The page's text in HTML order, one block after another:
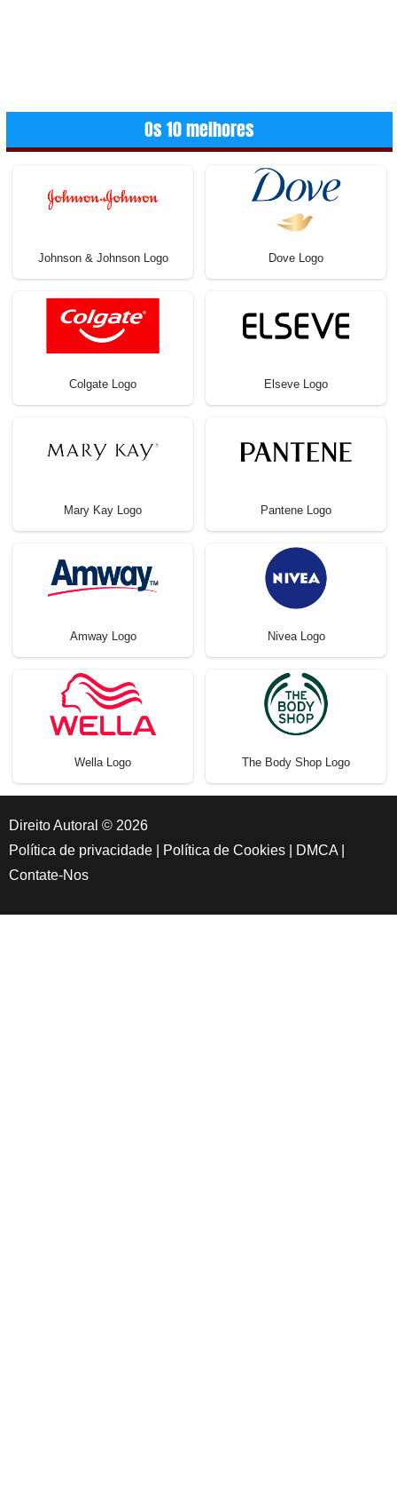
Os 10 melhores
Johnson & Johnson Logo Dove Logo
Colgate Logo Elseve Logo
Mary Kay Logo Pantene Logo
Amway Logo Nivea Logo
Wella Logo The Body Shop Logo
Direito Autoral © 2026
Política de privacidade
Política de Cookies DMCA|
Contate-Nos